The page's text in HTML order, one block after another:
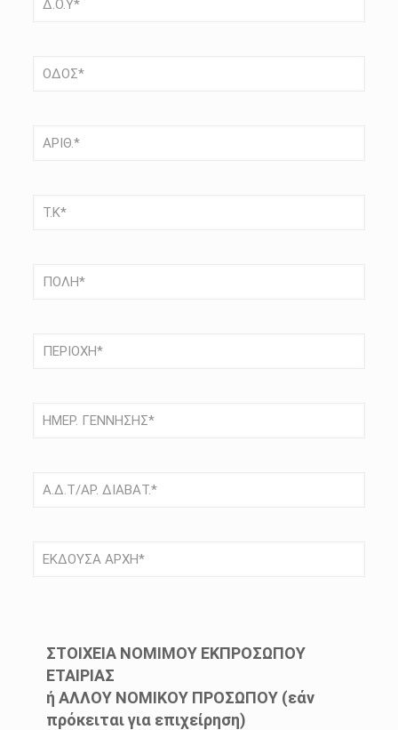
ΣΤΟΙΧΕΙΑ ΝΟΜΙΜΟΥ ΕΚΠΡΟΣΩΠΟΥ
ΕΤΑΙΡΙΑΣ
ή ΑΛΛΟΥ ΝΟΜΙΚΟΥ ΠΡΟΣΩΠΟΥ (εάν
πρόκειται για επιχείρηση)